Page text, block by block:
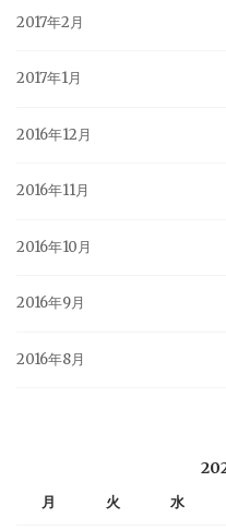
2017年2月
2017年1月
2016年12月
2016年11月
2016年10月
2016年9月
2016年8月
月 火 水